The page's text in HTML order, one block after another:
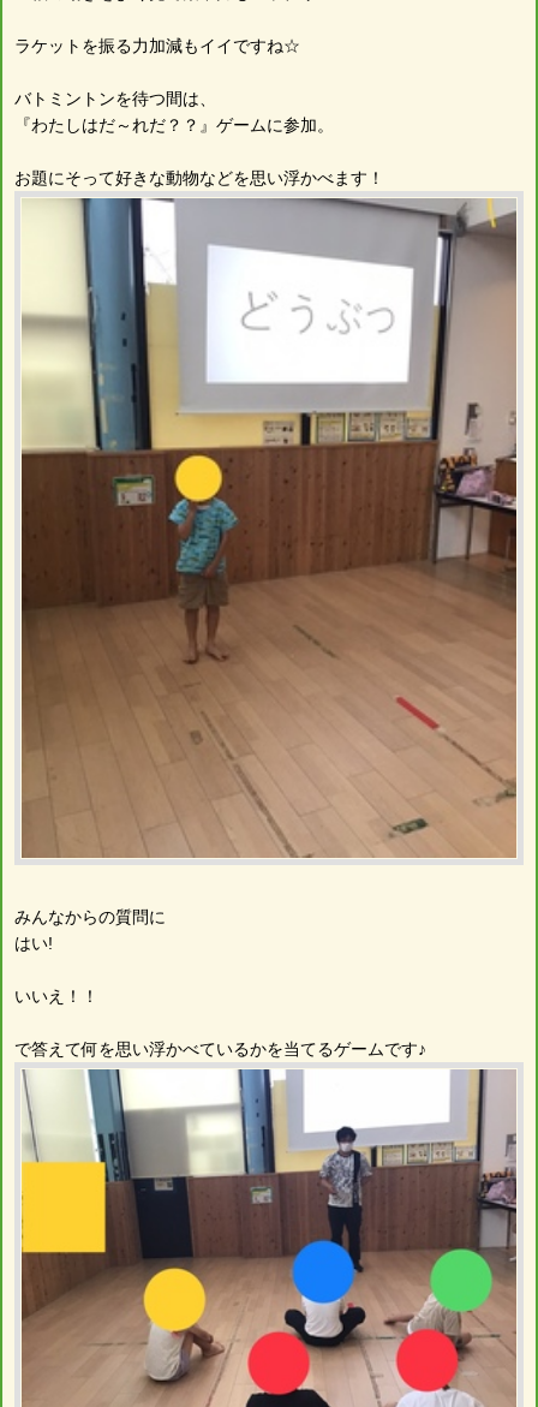
ラケットを振る力加減もイイですね☆
バトミントンを待つ間は、
『わたしはだ～れだ？？』ゲームに参加。
お題にそって好きな動物などを思い浮かべます！
みんなからの質問に
はい!
いいえ！！
で答えて何を思い浮かべているかを当てるゲームです♪